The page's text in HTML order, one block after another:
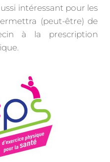
intéressant pour les
(peut-être) de
à la prescription